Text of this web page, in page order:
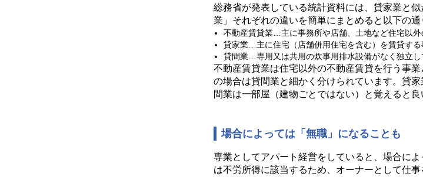
総務省が発表している統計資料には、貸家業と
業」それぞれの違いを簡単にまとめると以下の通
不動産賃貸業…主に事務所や店舗、土地など住宅以
貸家業…主に住宅（店舗併用住宅を含む）を賃貸する
貸間業…専用又は共用の炊事用排水設備がなく独立
不動産賃貸業は住宅以外の不動産賃貸を行う事
の場合は貸間業と細かく分けられています。貸
間業は一部屋（建物ごとではない）と覚えると良
場合によっては「無職」になることも
専業としてアパート経営をしていると、場合に
は不労所得に該当するため、オーナーとして仕